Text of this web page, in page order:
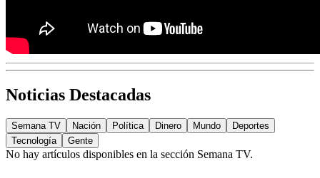
Noticias Destacadas
Semana TV Nación Política Dinero Mundo
Deportes
Tecnología
Gente
No hay artículos disponibles en la sección Semana TV.